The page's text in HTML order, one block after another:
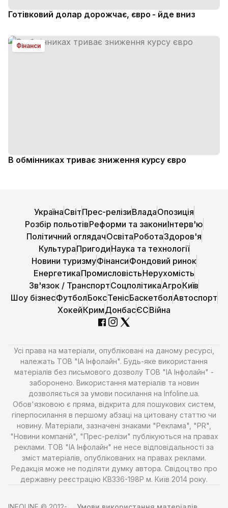
Готівковий долар дорожчає, євро - йде вниз
Фінанси
В обмінниках триває зниження курсу євро
УкраїнаСвітПрес-релізиВладаОпозиція
Розбір польотівРеформи та закониІнтерв'ю
Політичний оглядачОсвітаРоботаЗдоров'я
КультураПригодиНаука та технології
Новини туризмуФінансиФондовий ринок
ЕнергетикаПромисловістьНерухомість
Зв'язок / ТранспортСоцполітикаАгроКиїв
Шоу бізнесФутболБоксТенісБаскетболАвтоспорт
ХокейКримДонбасЄСВійна
Усі права на матеріали, опубліковані на даному ресурсі,
належать ТОВ "ІА Інфолайн". Будь-яке використання
матеріалів без письмового дозволу ТОВ "ІА Інфолайн" -
заборонено. Використання матеріалів та новин
дозволяється за умови посилання на Infoline.ua.
Обов'язковою є пряма, відкрита для пошукових систем,
гіперпосилання в першому абзаці на цитовану статтю чи
новину. Матеріали, зазначені знаками "Реклама", "PR",
"Новини компаній", "Прес-релізи" публікуються на правах
реклами. ТОВ "ІА Інфолайн" не несе відповідальності за
зміст матеріалів, опублікованих на правах реклами.
Редакція може не поділяти думку автора. Свідоцтво про
державну реєстрацію КВ336-198Р м. Київ 2014 року.